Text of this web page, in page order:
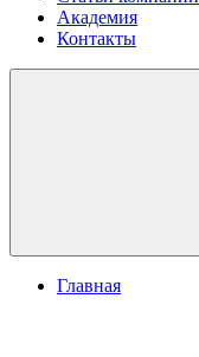
Академия
Контакты
Главная